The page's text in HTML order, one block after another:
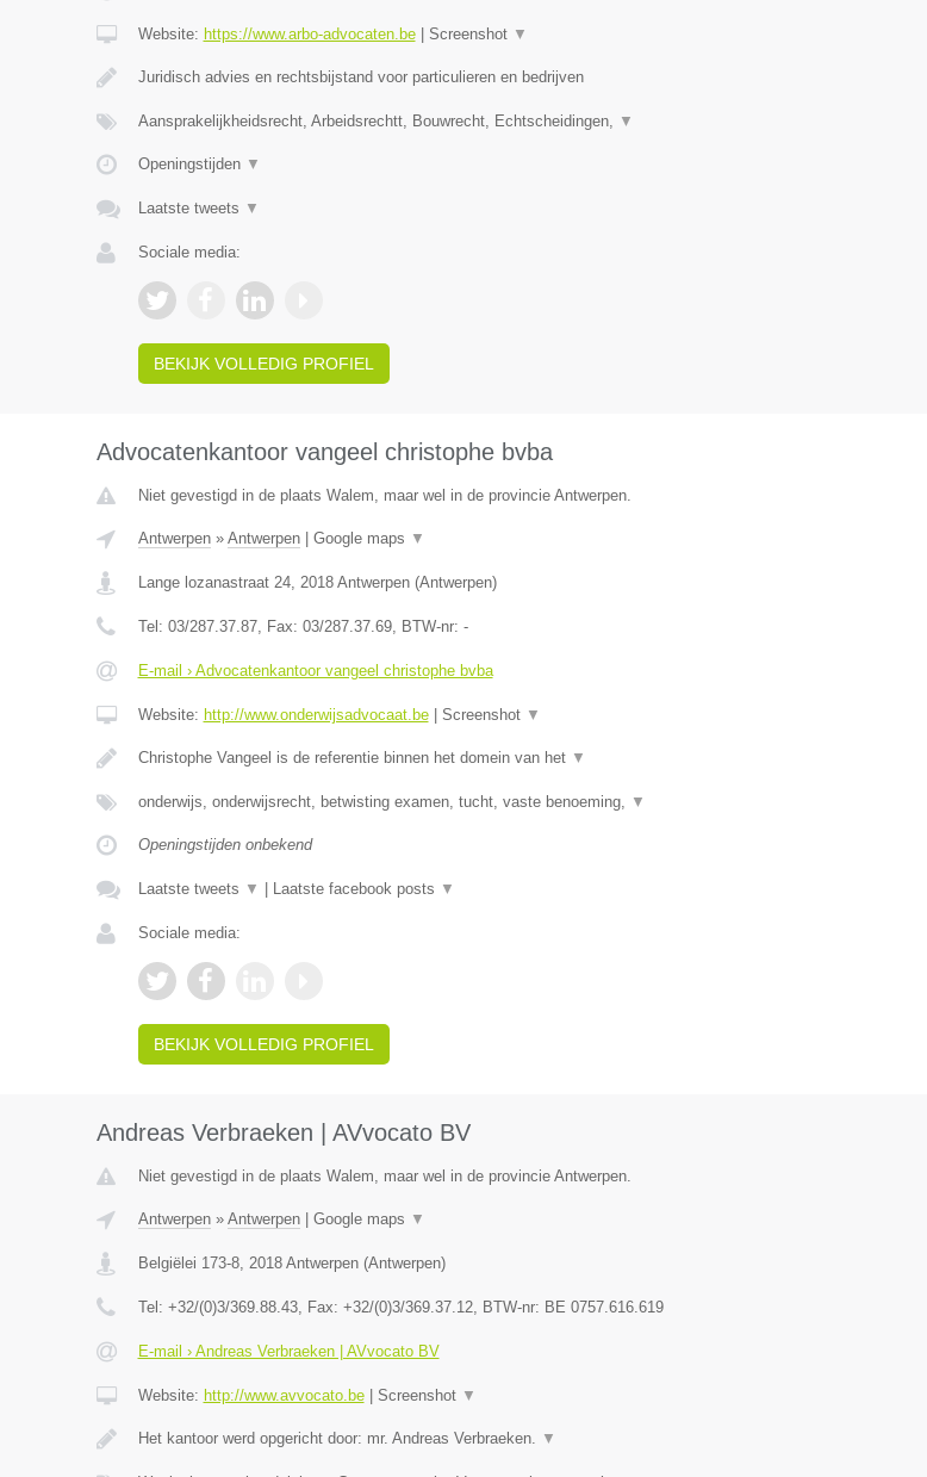
Website: https://www.arbo-advocaten.be| Screenshot ▼
Juridisch advies en rechtsbijstand voor particulieren en bedrijven
Aansprakelijkheidsrecht, Arbeidsrechtt, Bouwrecht, Echtscheidingen, ▼
Openingstijden ▼
Laatste tweets ▼
Sociale media:
BEKIJK VOLLEDIG PROFIEL
Advocatenkantoor vangeel christophe bvba
Niet gevestigd in de plaats Walem, maar wel in de provincie Antwerpen.
Antwerpen» Antwerpen| Google maps ▼
Lange lozanastraat 24, 2018 Antwerpen(Antwerpen)
Tel: 03/287.37.87, Fax: 03/287.37.69, BTW-nr: -
E-mail › Advocatenkantoor vangeel christophe bvba
Website: http://www.onderwijsadvocaat.be| Screenshot ▼
Christophe Vangeel is de referentie binnen het domein van het ▼
onderwijs, onderwijsrecht, betwisting examen, tucht, vaste benoeming, ▼
Openingstijden onbekend
Laatste tweets ▼ Laatste facebook posts ▼
Sociale media:
BEKIJK VOLLEDIG PROFIEL
Andreas Verbraeken | AVvocato BV
Niet gevestigd in de plaats Walem, maar wel in de provincie Antwerpen.
Antwerpen» Antwerpen| Google maps ▼
Belgiëlei 173-8, 2018 Antwerpen(Antwerpen)
Tel: +32/(0)3/369.88.43, Fax: +32/(0)3/369.37.12, BTW-nr: BE 0757.616.619
E-mail › Andreas Verbraeken | AVvocato BV
Website: http://www.avvocato.be| Screenshot ▼
Het kantoor werd opgericht door: mr. Andreas Verbraeken. ▼